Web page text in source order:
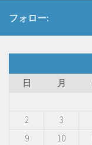
フォロー:
日
月
2
3
9
10